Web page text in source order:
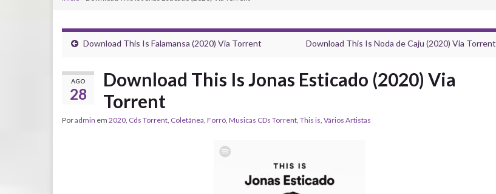
Download This Is Falamansa (2020) Via Torrent Download This Is Noda de Caju (2020) Via Torrent
AGO
28
Download This Is Jonas Esticado (2020) Via
Torrent
Poradmin em 2020, Cds Torrent, Coletânea, Forró, ‎Musicas CDs Torrent, This is, Vários Artistas